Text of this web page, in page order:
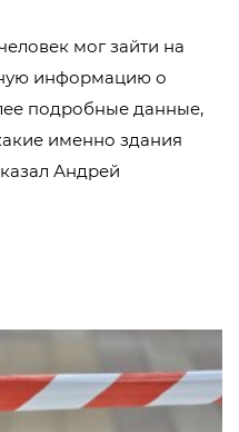
мог зайти на
информацию о
подробные данные,
именно здания
Андрей